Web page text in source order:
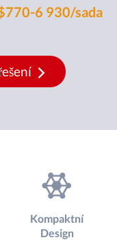
6 930/sada
Kompaktní
Design